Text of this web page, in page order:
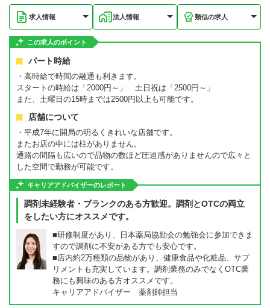
求人情報 法人情報 類似の求人
この求人のポイント
パート時給
・高時給で時間の融通も利きます。
スタートの時給は「2000円～」 土日祝は「2500円～」
また、土曜日の15時までは2500円以上も可能です。
店舗について
・平成7年に開局の明るくきれいな店舗です。
またお店の中には柱がありません。
通路の間隔も広いので品物の数ほど圧迫感がありませんので広々と
した空間で勤務が可能です。
キャリアアドバイザーのレポート
調剤未経験者・ブランクのある方歓迎。調剤とOTCの両立
をしたい方にオススメです。
■研修制度があり、日本薬局協励会の勉強会に参加できま
すので調剤に不安がある方でも安心です。
■店内約2万種類の品物があり、健康食品や化粧品、サプ
リメントも充実しています。調剤業務のみでなくOTC業
務にも興味のある方オススメです。
キャリアアドバイザー 薬剤師担当